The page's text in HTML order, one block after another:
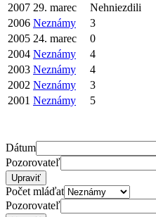
2007 29. marec Nehniezdili
2006 Neznámy 3
2005 24. marec 0
2004 Neznámy 4
2003 Neznámy 4
2002 Neznámy 3
2001 Neznámy 5
Dátum
Pozorovateľ
Počet mláďat
Pozorovateľ